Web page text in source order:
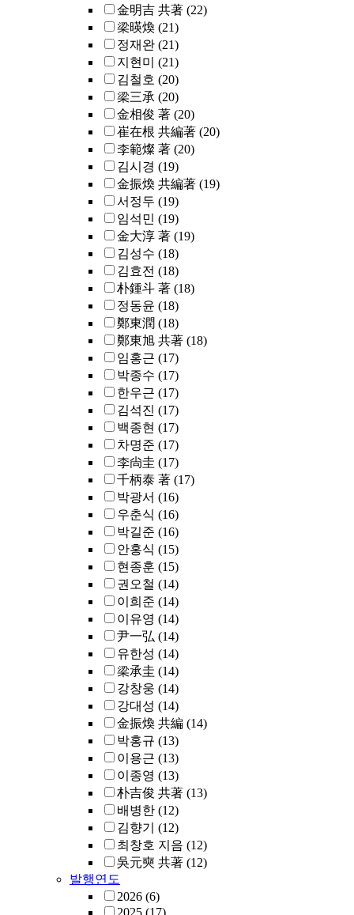
金明吉 共著 (22)
梁暎煥 (21)
정재완 (21)
지현미
(21)
김철호 (20)
梁三承 (20)
金相俊 著 (20)
崔在根 共編著 (20)
李範燦 著 (20)
김시경 (19)
金振煥 共編著 (19)
서정두 (19)
임석민 (19)
金大淳 著 (19)
김성수 (18)
김효전 (18)
朴鍾斗 著 (18)
정동윤 (18)
鄭東潤 (18)
鄭東旭 共著 (18)
임홍근 (17)
박종수 (17)
한우근 (17)
김석진 (17)
백종현 (17)
차명준 (17)
李尙圭 (17)
千柄泰 著 (17)
박광서 (16)
우춘식 (16)
박길준 (16)
안홍식 (15)
현종훈 (15)
권오철 (14)
이희준 (14)
이유영 (14)
尹一弘 (14)
유한성 (14)
梁承圭 (14)
강창웅 (14)
강대성 (14)
金振煥 共編 (14)
박홍규 (13)
이용근 (13)
이종영 (13)
朴吉俊 共著 (13)
배병한 (12)
김향기
(12)
최창호 지음 (12)
吳元奭 共著 (12)
발행연도
2026 (6)
2025 (17)